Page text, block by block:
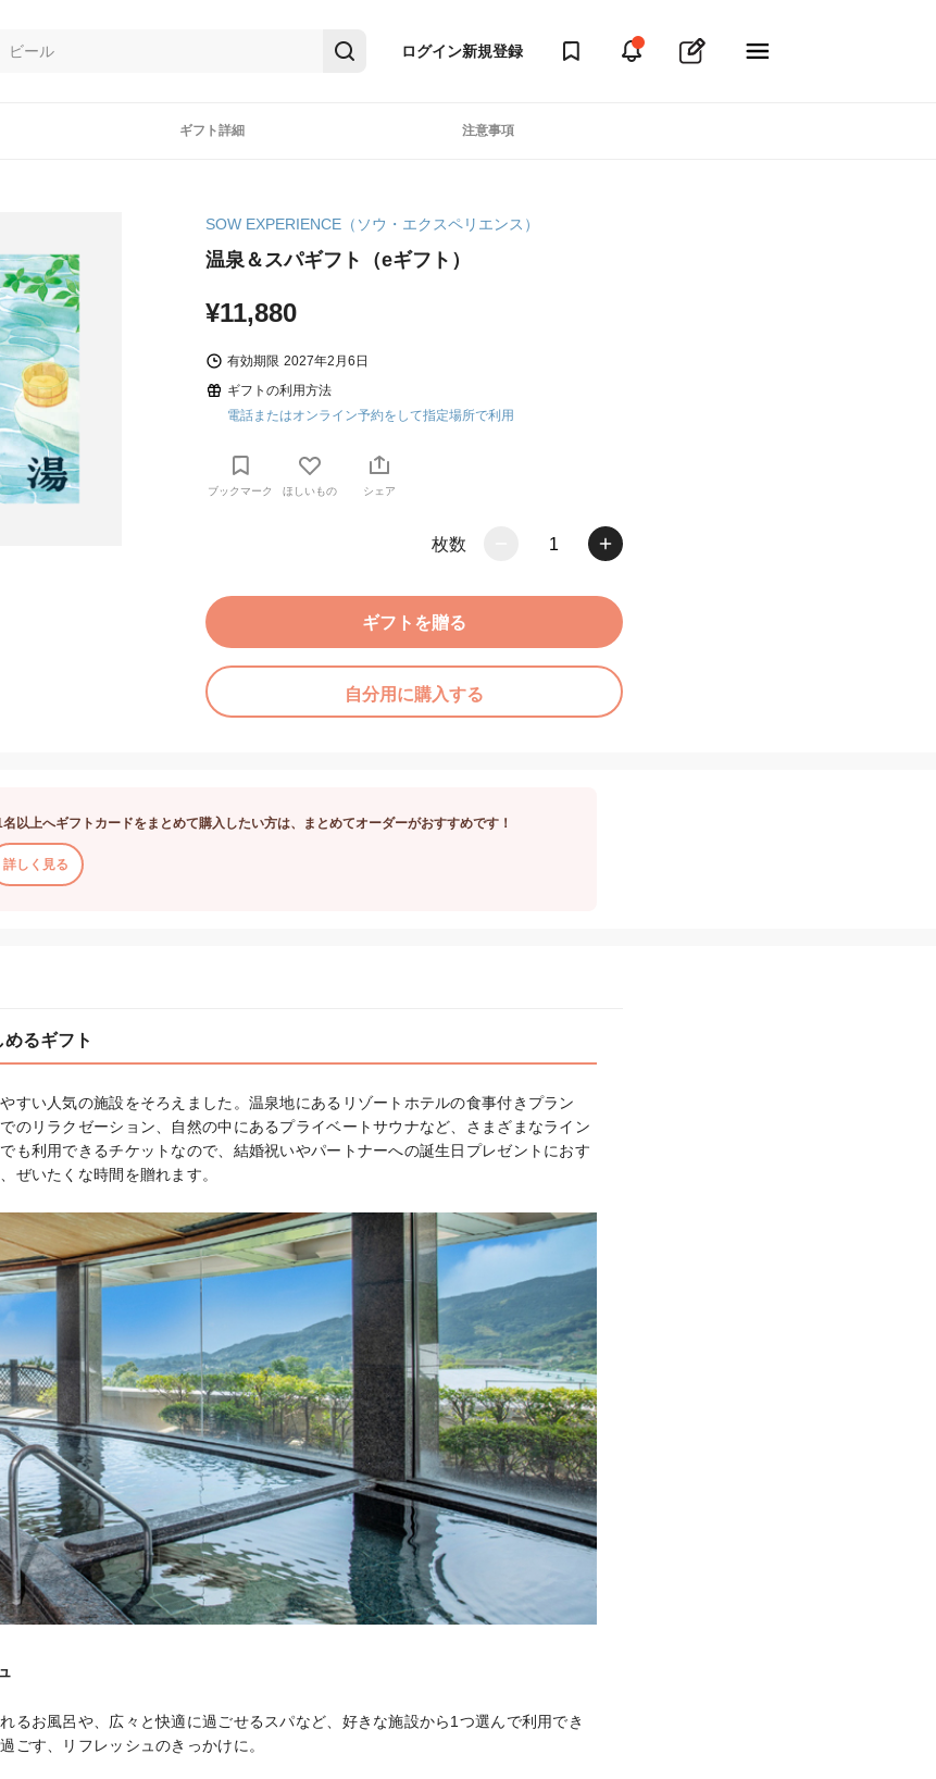
ログイン新規登録
ギフト詳細 注意事項
SOW EXPERIENCE（ソウ・エクスペリエンス）
温泉＆スパギフト（eギフト）
¥11,880
有効期限 2027年2月6日
ギフトの利用方法
電話またはオンライン予約をして指定場所で利用
ブックマーク ほしいもの シェア
枚数 1
ギフトを贈る
自分用に購入する
名以上へギフトカードをまとめて購入したい方は、まとめてオーダーがおすすめです！
詳しく見る
るギフト
すい人気の施設をそろえました。温泉地にあるリゾートホテルの食事付きプラン
のリラクゼーション、自然の中にあるプライベートサウナなど、さまざまなライン
も利用できるチケットなので、結婚祝いやパートナーへの誕生日プレゼントにおす
ぜいたくな時間を贈れます。
るお風呂や、広々と快適に過ごせるスパなど、好きな施設から1つ選んで利用でき
ごす、リフレッシュのきっかけに。